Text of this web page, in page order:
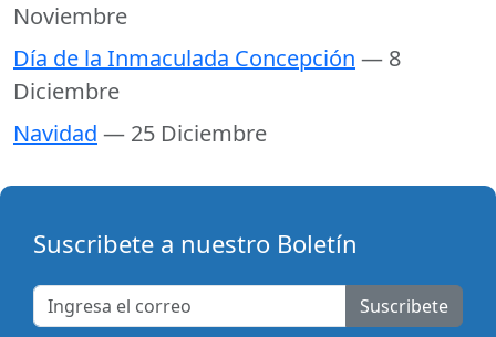
Noviembre
Día de la Inmaculada Concepción — 8
Diciembre
Navidad — 25 Diciembre
Suscribete a nuestro Boletín
Suscribete